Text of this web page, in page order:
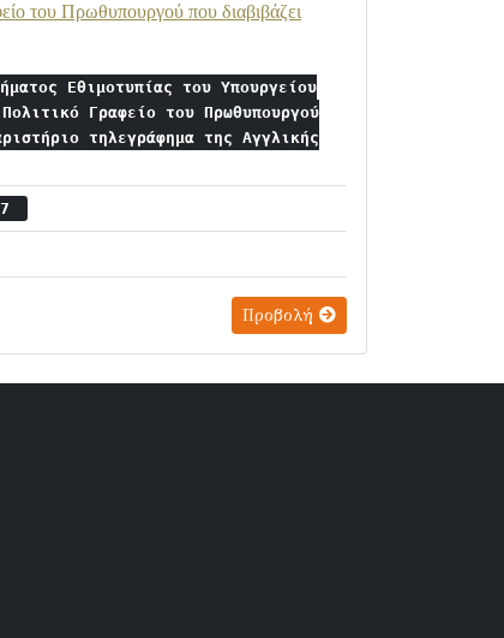
του Πρωθυπουργού που διαβιβάζει
Εθιμοτυπίας του Υπουργείου
Γραφείο του Πρωθυπουργού
τηλεγράφημα της Αγγλικής
Προβολή